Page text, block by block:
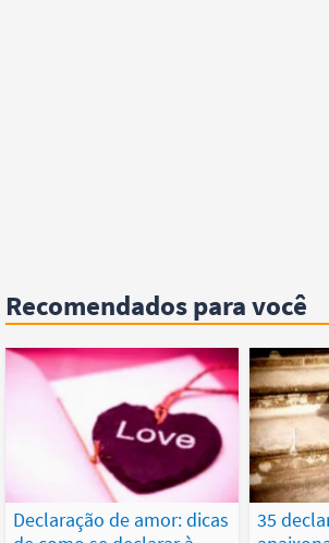
Recomendados para você
Declaração de amor: dicas
35